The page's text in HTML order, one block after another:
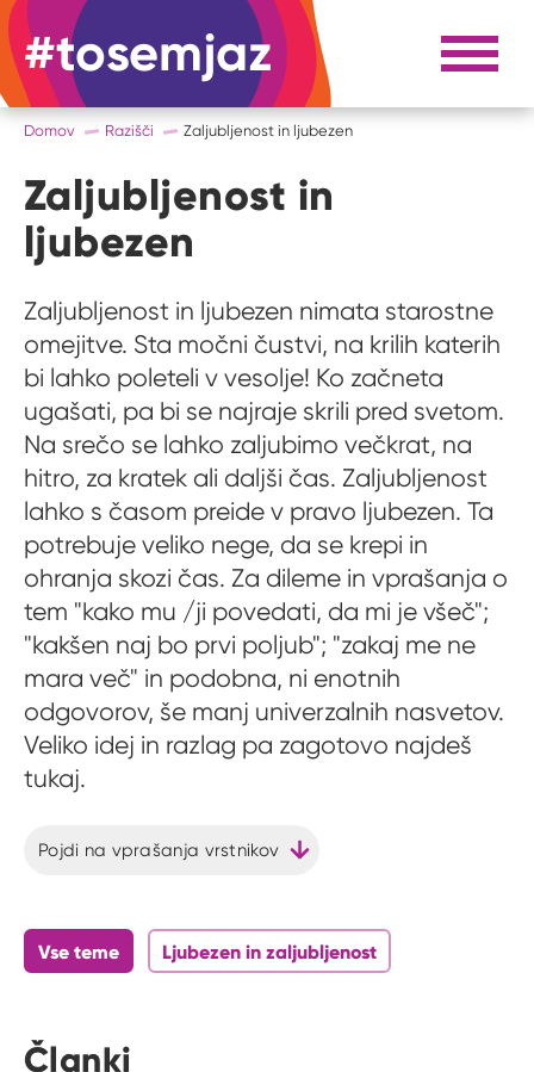
#tosemjaz #to sem jaz Razpri
Domov Razišči Zaljubljenost in ljubezen
Zaljubljenost in
ljubezen
Zaljubljenost in ljubezen nimata starostne
omejitve. Sta močni čustvi, na krilih katerih
bi lahko poleteli v vesolje! Ko začneta
ugašati, pa bi se najraje skrili pred svetom.
Na srečo se lahko zaljubimo večkrat, na
hitro, za kratek ali daljši čas. Zaljubljenost
lahko s časom preide v pravo ljubezen. Ta
potrebuje veliko nege, da se krepi in
ohranja skozi čas. Za dileme in vprašanja o
tem "kako mu /ji povedati, da mi je všeč";
"kakšen naj bo prvi poljub"; "zakaj me ne
mara več" in podobna, ni enotnih
odgovorov, še manj univerzalnih nasvetov.
Veliko idej in razlag pa zagotovo najdeš
tukaj.
Pojdi na vprašanja vrstnikov
Vse teme Ljubezen in zaljubljenost
Članki